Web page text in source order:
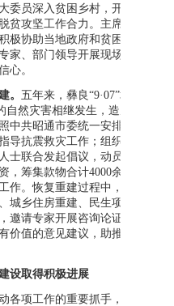
委员深入贫困乡村，开展产业
贫攻坚工作合力。主席会议成
极协助当地政府和贫困群众抓
家、部门领导开展现场指导，
心。
。 五年来，彝良“9·07”地震、
然灾害相继发生，造成了极
中共昭通市委统一安排，主席
导抗震救灾工作；组织各民主
士联合发起倡议，动员各界委
，筹集款物合计4000余
作。恢复重建过程中，常委会
城乡住房重建、民生项目建
邀请专家开展咨询论证，组织
价值的意见建议，助推恢复重
设取得积极进展
各项工作的重要抓手，协助中